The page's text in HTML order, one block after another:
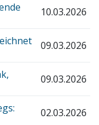
10.03.2026
09.03.2026
09.03.2026
02.03.2026